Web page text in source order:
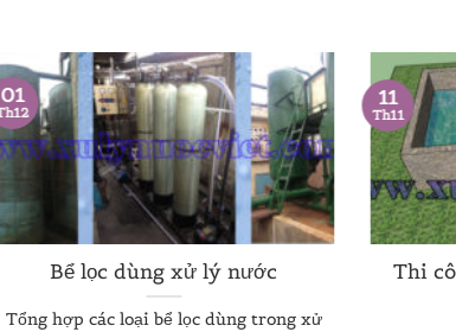
Bể lọc dùng xử lý nước
Tổng hợp các loại bể lọc dùng trong xử
01
Thi
11
Th11